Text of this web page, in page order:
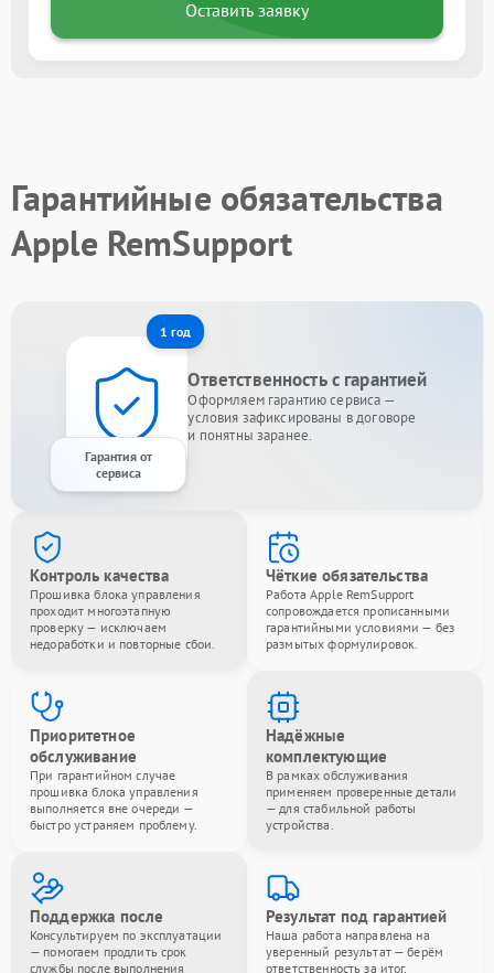
Оставить заявку
Гарантийные обязательства
Apple RemSupport
1 год
Гарантия от
сервиса
Ответственность с гарантией
Оформляем гарантию сервиса —
условия зафиксированы в договоре
и понятны заранее.
Контроль качества
Прошивка блока управления
проходит многоэтапную
проверку — исключаем
недоработки и повторные сбои.
Чёткие обязательства
Работа Apple RemSupport
сопровождается прописанными
гарантийными условиями — без
размытых формулировок.
Приоритетное
обслуживание
При гарантийном случае
прошивка блока управления
выполняется вне очереди —
быстро устраняем проблему.
Надёжные
комплектующие
В рамках обслуживания
применяем проверенные детали
— для стабильной работы
устройства.
Поддержка после
Консультируем по эксплуатации
— помогаем продлить срок
службы после выполнения
Результат под гарантией
Наша работа направлена на
уверенный результат — берём
ответственность за итог.